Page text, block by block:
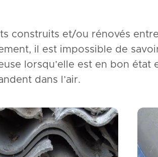
construits et/ou rénovés
il est impossible de
lorsqu’elle est en bon
dans l’air.